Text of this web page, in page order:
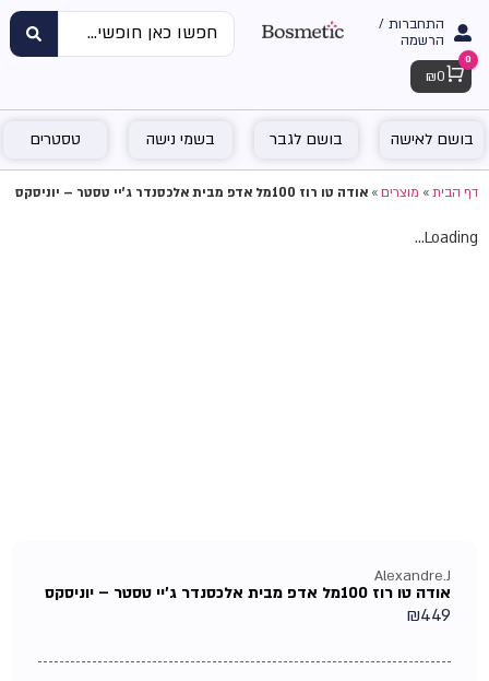
התחברות /
הרשמה
Cart
0
₪ 0
בושם לאישה בושם לגבר בשמי נישה טסטרים
דף הבית»מוצרים»אודה טו רוז 100מל אדפ מבית אלכסנדר ג'יי טסטר – יוניסקס
Loading...
Alexandre.J
אודה טו רוז 100מל אדפ מבית אלכסנדר ג'יי טסטר – יוניסקס
₪449